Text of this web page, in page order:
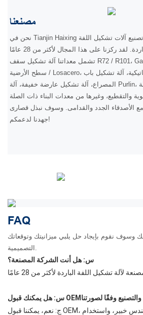
مصنعنا
نحن في Tianjin Haixing شركة متخصصة في تصنيع آلات تشكيل اللفة
تشمل معداتنا آلة تشكيل سقف R72 / R101، Galvateja-ternium، آلة تشكيل
سطح الأرضية / Losacero، آلة فك اللفائف الأوتوماتيكية، آلة تشكيل باب
المصراع، آلة تشكيل عارضة خفيفة، آلة Purlin، آلة تشكيل الميزاب، آلة
الأصدقاء الجدد والقدامى. وسوف نبذل قصارى
جهدنا لدعمكم!
FAQ
وسوف نقوم بإيجاد حل يلبي ميزانيتك وتوقعاتك
س: هل أنت الشركة المصنعة؟
ج: نعم، يمكننا قبول OEM، ونحن نمتلك فريق مهندس خبير، واستخدام